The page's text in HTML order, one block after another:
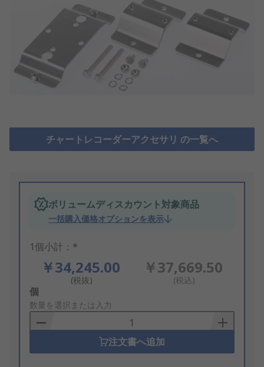
チャートレコーダーアクセサリ の一覧へ
ボリュームディスカウント対象商品
一括購入価格オプションを表示
1個小計：*
￥34,245.00
(税抜)
￥37,669.50
(税込)
Add
to
Basket
個
数量を選択または入力
注文書へ追加